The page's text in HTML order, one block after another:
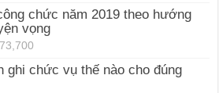
chức năm 2019 theo hướng
vọng
73,700
ghi chức vụ thế nào cho đúng